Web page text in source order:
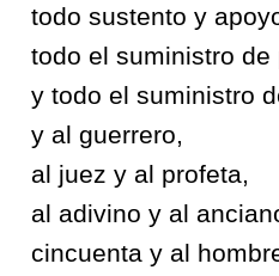
todo sustento y
todo el suministro de
y todo el suministro
y al guerrero,
al juez y al profeta,
al adivino y al
cincuenta y al